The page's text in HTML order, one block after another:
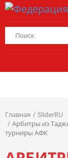
Главная
SliderRU
Арбитры из
турниры АФК